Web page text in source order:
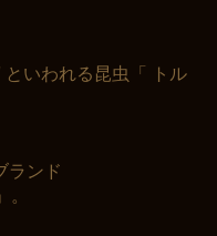
といわれる昆虫「 トル
ランド